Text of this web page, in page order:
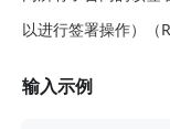
以进行签署操作）（
输入示例